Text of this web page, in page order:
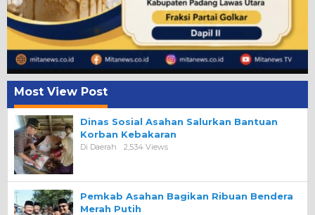
Most View Post
Dinas Sosial Asahan Salurkan Bantuan
Korban Kebakaran
Di Daerah 2,534 Views
Pemkab Asahan Bagikan Ribuan Bendera
Merah Putih